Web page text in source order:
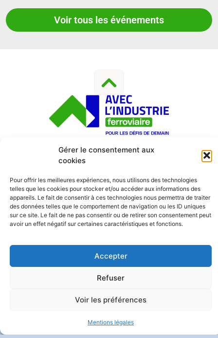
Gérer le consentement aux
cookies
Pour offrir les meilleures expériences, nous utilisons des technologies
telles que les cookies pour stocker et/ou accéder aux informations des
appareils. Le fait de consentir à ces technologies nous permettra de traiter
des données telles que le comportement de navigation ou les ID uniques
sur ce site. Le fait de ne pas consentir ou de retirer son consentement peut
avoir un effet négatif sur certaines caractéristiques et fonctions.
Accepter
Refuser
Voir les préférences
Mentions légales
Voir tous les événements
SUIVEZ-NOUS
Contact|Mentions Légales|Politique De Confidentialité
Et Vie Privée| Crédits :Codixis